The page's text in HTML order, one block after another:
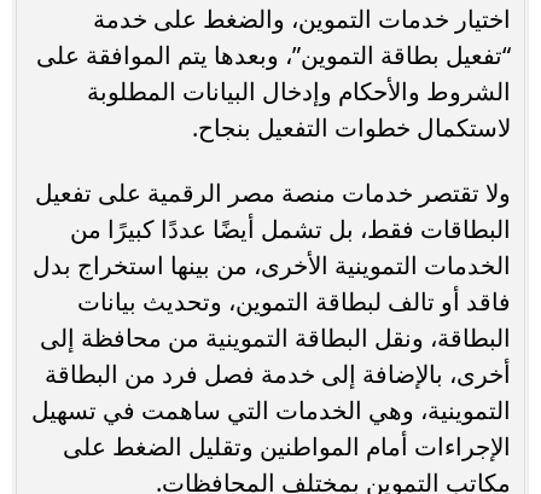
اختيار خدمات التموين، والضغط على خدمة
“تفعيل بطاقة التموين”، وبعدها يتم الموافقة على
الشروط والأحكام وإدخال البيانات المطلوبة
لاستكمال خطوات التفعيل بنجاح.
ولا تقتصر خدمات منصة مصر الرقمية على تفعيل
البطاقات فقط، بل تشمل أيضًا عددًا كبيرًا من
الخدمات التموينية الأخرى، من بينها استخراج بدل
فاقد أو تالف لبطاقة التموين، وتحديث بيانات
البطاقة، ونقل البطاقة التموينية من محافظة إلى
أخرى، بالإضافة إلى خدمة فصل فرد من البطاقة
التموينية، وهي الخدمات التي ساهمت في تسهيل
الإجراءات أمام المواطنين وتقليل الضغط على
مكاتب التموين بمختلف المحافظات.